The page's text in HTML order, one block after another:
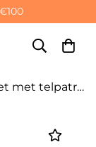
Borduurpakket met telpatroon: Delftsblauwe huisjes - Aida 18-draads